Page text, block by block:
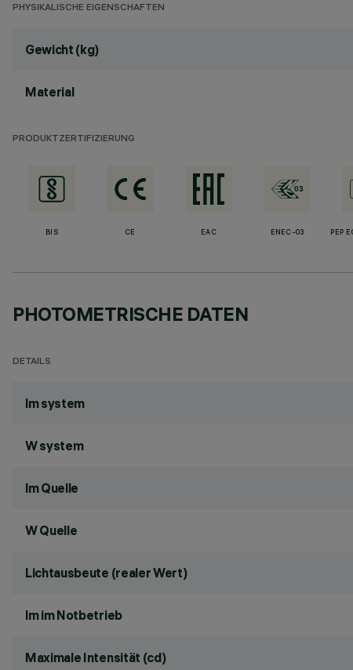
PHYSIKALISCHE EIGENSCHAFTEN
Gewicht (kg)
Material
PRODUKTZERTIFIZIERUNG
BIS CE EAC ENEC-03 PEP
PHOTOMETRISCHE DATEN
DETAILS
lm system
W system
lm Quelle
W Quelle
Lichtausbeute (realer Wert)
lm im Notbetrieb
Maximale Intensität (cd)